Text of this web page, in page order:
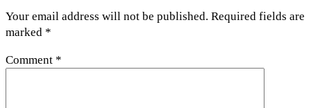
Your email address will not be published. Required fields are
marked *
Comment *